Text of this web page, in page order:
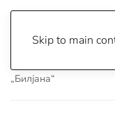
Skip to main
„Билјана“